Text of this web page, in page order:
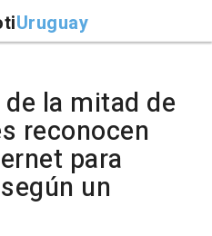
Uruguay
la mitad de
reconocen
para
un